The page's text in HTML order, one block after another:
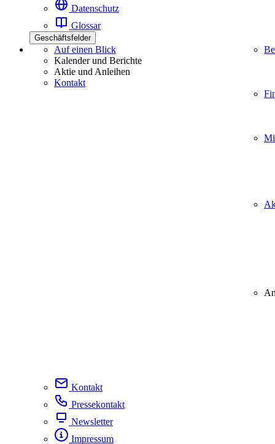
Datenschutz
Glossar
Geschäftsfelder
Auf einen Blick
Kalender und Berichte
Aktie und Anleihen
Kontakt
Kontakt
Pressekontakt
Newsletter
Impressum